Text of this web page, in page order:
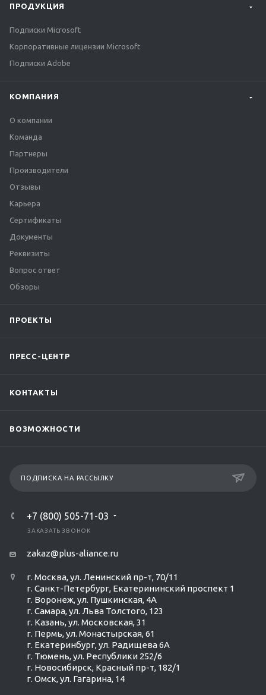
ПРОДУКЦИЯ
Подписки Microsoft
Корпоративные лицензии Microsoft
Подписки Adobe
КОМПАНИЯ
О компании
Команда
Партнеры
Производители
Отзывы
Карьера
Сертификаты
Документы
Реквизиты
Вопрос ответ
Обзоры
ПРОЕКТЫ
ПРЕСС-ЦЕНТР
КОНТАКТЫ
ВОЗМОЖНОСТИ
ПОДПИСКА НА РАССЫЛКУ
+7 (800) 505-71-03
ЗАКАЗАТЬ ЗВОНОК
zakaz@plus-aliance.ru
г. Москва, ул. Ленинский пр-т, 70/11
г. Санкт-Петербург, Екатерининский проспект 1
г. Воронеж, ул. Пушкинская, 4А
г. Самара, ул. Льва Толстого, 123
г. Казань, ул. Московская, 31
г. Пермь, ул. Монастырская, 61
г. Екатеринбург, ул. Радищева 6А
г. Тюмень, ул. Республики 252/6
г. Новосибирск, Красный пр-т, 182/1
г. Омск, ул. ​Гагарина, 14